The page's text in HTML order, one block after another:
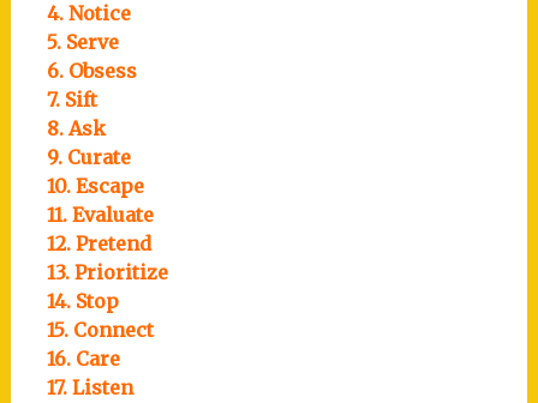
4. Notice
5. Serve
6. Obsess
7. Sift
8. Ask
9. Curate
10. Escape
11. Evaluate
12. Pretend
13. Prioritize
14. Stop
15. Connect
16. Care
17. Listen